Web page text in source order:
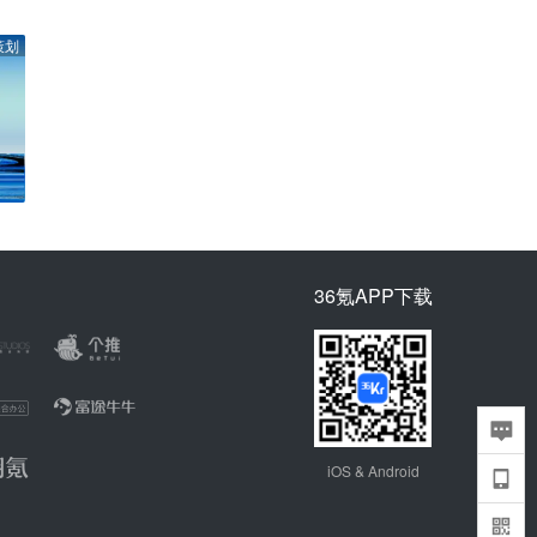
划
36氪APP下载
iOS & Android